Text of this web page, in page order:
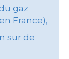
gaz
France),
sur de